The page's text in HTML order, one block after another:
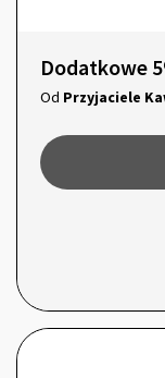
Dodatkowe
Od Przyjaciele